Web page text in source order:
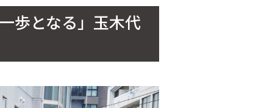
歩となる」玉木代